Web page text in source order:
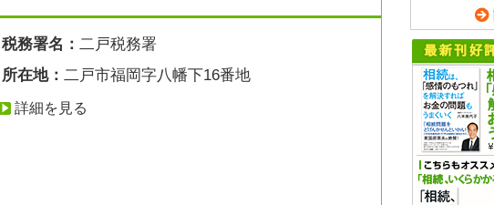
税務署名： 二戸税務署
所在地： 二戸市福岡字八幡下16番地
詳細を見る